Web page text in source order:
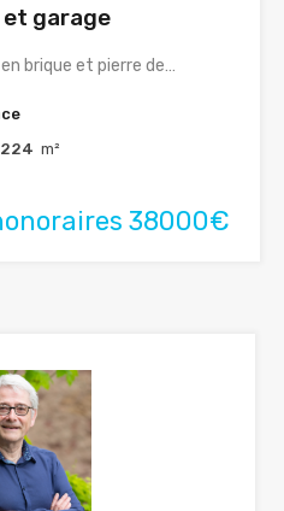
et garage
brique et pierre de…
224 m²
38000€